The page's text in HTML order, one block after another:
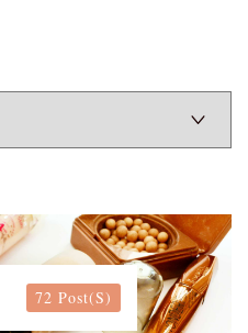
72 Post(s)